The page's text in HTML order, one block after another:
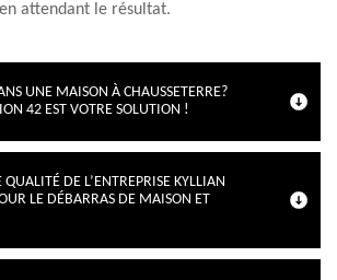
attendant le résultat.
UNE MAISON À CHAUSSETERRE?
42 EST VOTRE SOLUTION !
DE L’ENTREPRISE KYLLIAN
LE DÉBARRAS DE MAISON ET